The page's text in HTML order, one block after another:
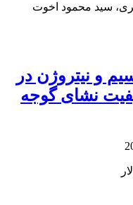
سید محمود اخوت
و نیتروژن در
نشای گوجه‏